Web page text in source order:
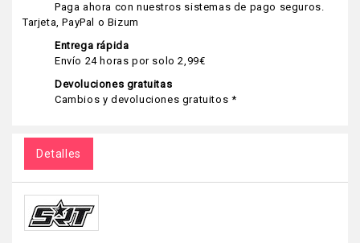
Paga ahora con nuestros sistemas de pago seguros.
Tarjeta, PayPal o Bizum
Entrega rápida
Envío 24 horas por solo 2,99€
Devoluciones gratuitas
Cambios y devoluciones gratuitos *
Detalles